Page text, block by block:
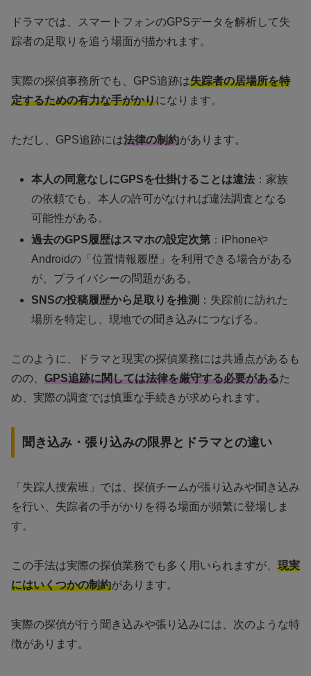
ドラマでは、スマートフォンのGPSデータを解析して失
踪者の足取りを追う場面が描かれます。
実際の探偵事務所でも、GPS追跡は失踪者の居場所を特
定するための有力な手がかりになります。
ただし、GPS追跡には法律の制約があります。
本人の同意なしにGPSを仕掛けることは違法 ：家族
の依頼でも、本人の許可がなければ違法調査となる
可能性がある。
過去のGPS履歴はスマホの設定次第 ：iPhoneや
Androidの「位置情報履歴」を利用できる場合がある
が、プライバシーの問題がある。
SNSの投稿履歴から足取りを推測 ：失踪前に訪れた
場所を特定し、現地での聞き込みにつなげる。
このように、ドラマと現実の探偵業務には共通点があるも
のの、 GPS追跡に関しては法律を厳守する必要があるた
め、実際の調査では慎重な手続きが求められます。
聞き込み・張り込みの限界とドラマとの違い
「失踪人捜索班」では、探偵チームが張り込みや聞き込み
を行い、失踪者の手がかりを得る場面が頻繁に登場しま
す。
この手法は実際の探偵業務でも多く用いられますが、 現実
にはいくつかの制約があります。
実際の探偵が行う聞き込みや張り込みには、次のような特
徴があります。